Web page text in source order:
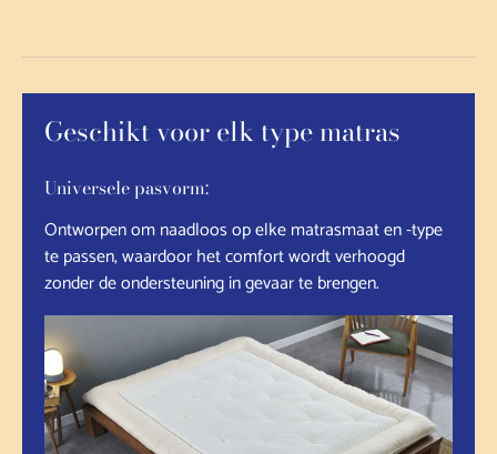
Geschikt voor elk type matras
Universele pasvorm:
Ontworpen om naadloos op elke matrasmaat en -type
te passen, waardoor het comfort wordt verhoogd
zonder de ondersteuning in gevaar te brengen.